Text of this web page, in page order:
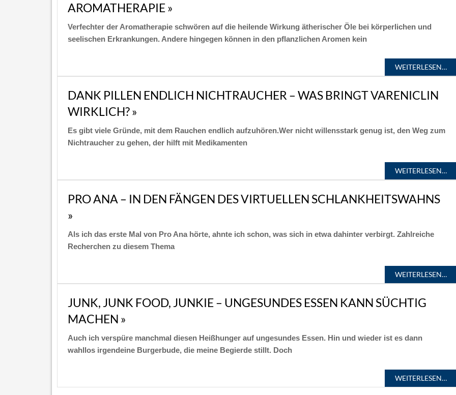
AROMATHERAPIE »
Verfechter der Aromatherapie schwören auf die heilende Wirkung ätherischer Öle bei körperlichen und
seelischen Erkrankungen. Andere hingegen können in den pflanzlichen Aromen kein
WEITERLESEN…
DANK PILLEN ENDLICH NICHTRAUCHER – WAS BRINGT VARENICLIN
WIRKLICH? »
Es gibt viele Gründe, mit dem Rauchen endlich aufzuhören.Wer nicht willensstark genug ist, den Weg zum
Nichtraucher zu gehen, der hilft mit Medikamenten
WEITERLESEN…
PRO ANA – IN DEN FÄNGEN DES VIRTUELLEN SCHLANKHEITSWAHNS
»
Als ich das erste Mal von Pro Ana hörte, ahnte ich schon, was sich in etwa dahinter verbirgt. Zahlreiche
Recherchen zu diesem Thema
WEITERLESEN…
JUNK, JUNK FOOD, JUNKIE – UNGESUNDES ESSEN KANN SÜCHTIG
MACHEN »
Auch ich verspüre manchmal diesen Heißhunger auf ungesundes Essen. Hin und wieder ist es dann
wahllos irgendeine Burgerbude, die meine Begierde stillt. Doch
WEITERLESEN…